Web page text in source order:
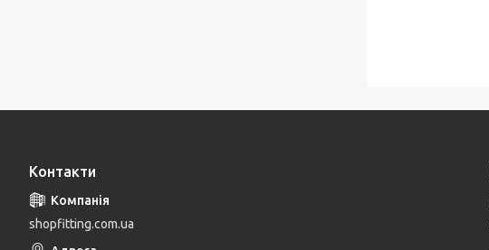
Контакти
shopfitting.com.ua